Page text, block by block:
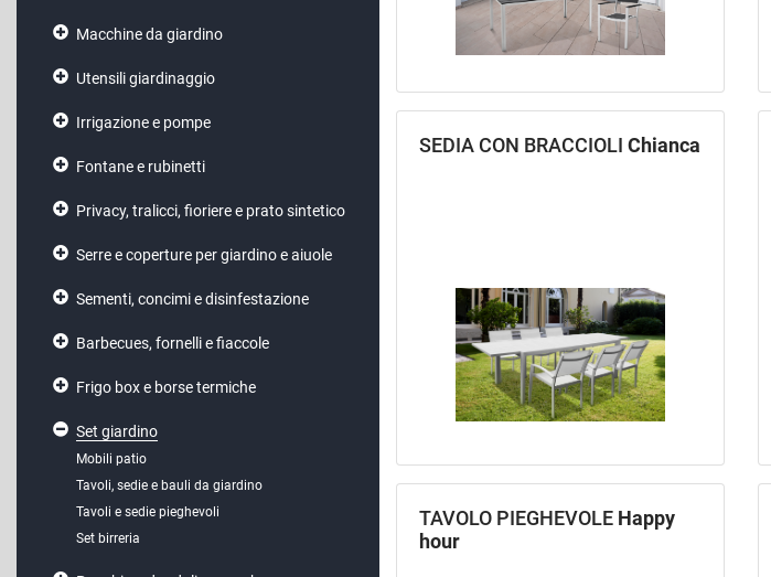
Macchine da giardino
Utensili giardinaggio
Irrigazione e pompe
Fontane e rubinetti
Privacy, tralicci, fioriere e prato sintetico
Serre e coperture per giardino e aiuole
Sementi, concimi e disinfestazione
Barbecues, fornelli e fiaccole
Frigo box e borse termiche
Set giardino
Mobili patio
Tavoli, sedie e bauli da giardino
Tavoli e sedie pieghevoli
Set birreria
SEDIA CON BRACCIOLI Chianca
TAVOLO PIEGHEVOLE Happy
hour